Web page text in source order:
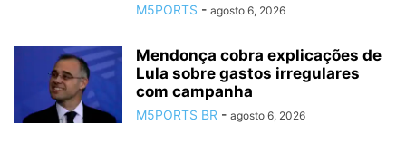
M5PORTS - agosto 6, 2026
Mendonça cobra explicações de
Lula sobre gastos irregulares
com campanha
M5PORTS BR - agosto 6, 2026